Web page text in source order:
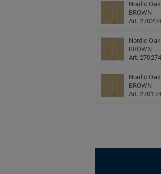
Nordic
BROWN
Art.
Nordic
BROWN
Art.
Nordic
BROWN
Art.